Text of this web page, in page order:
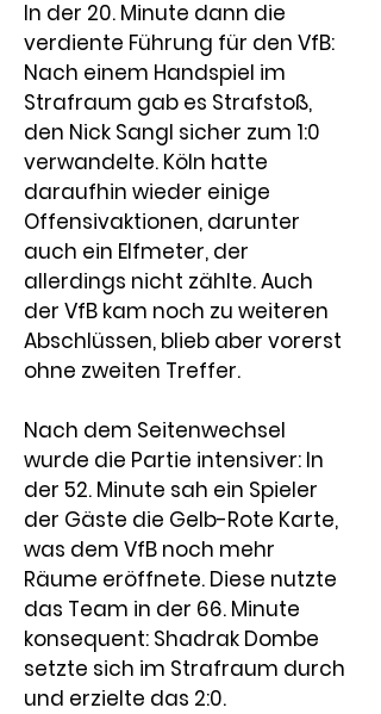
In der 20. Minute dann die
verdiente Führung für den VfB:
Nach einem Handspiel im
Strafraum gab es Strafstoß,
den Nick Sangl sicher zum 1:0
verwandelte. Köln hatte
daraufhin wieder einige
Offensivaktionen, darunter
auch ein Elfmeter, der
allerdings nicht zählte. Auch
der VfB kam noch zu weiteren
Abschlüssen, blieb aber vorerst
ohne zweiten Treffer.
Nach dem Seitenwechsel
wurde die Partie intensiver: In
der 52. Minute sah ein Spieler
der Gäste die Gelb-Rote Karte,
was dem VfB noch mehr
Räume eröffnete. Diese nutzte
das Team in der 66. Minute
konsequent: Shadrak Dombe
setzte sich im Strafraum durch
und erzielte das 2:0.